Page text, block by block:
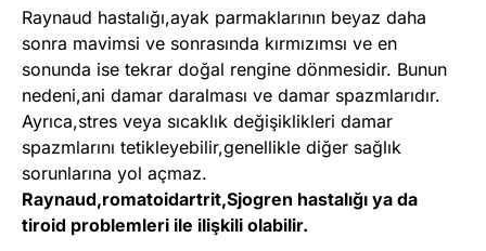
Raynaud hastalığı,ayak parmaklarının beyaz daha
sonra mavimsi ve sonrasında kırmızımsı ve en
sonunda ise tekrar doğal rengine dönmesidir. Bunun
nedeni,ani damar daralması ve damar spazmlarıdır.
Ayrıca,stres veya sıcaklık değişiklikleri damar
spazmlarını tetikleyebilir,genellikle diğer sağlık
sorunlarına yol açmaz.
Raynaud,romatoidartrit,Sjogren hastalığı ya da
tiroid problemleri ile ilişkili olabilir.